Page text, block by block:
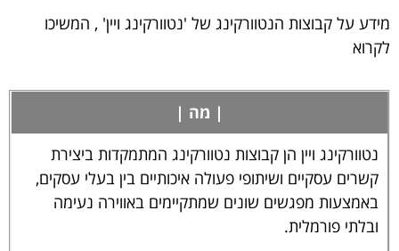
מידע על קבוצות הנטוורקינג של 'נטוורקינג ויין' , המשיכו
לקרוא
| מה |
נטוורקינג ויין הן קבוצות נטוורקינג המתמקדות ביצירת
קשרים עסקיים ושיתופי פעולה איכותיים בין בעלי עסקים,
באמצעות מפגשים שונים שמתקיימים באווירה נעימה
ובלתי פורמלית.